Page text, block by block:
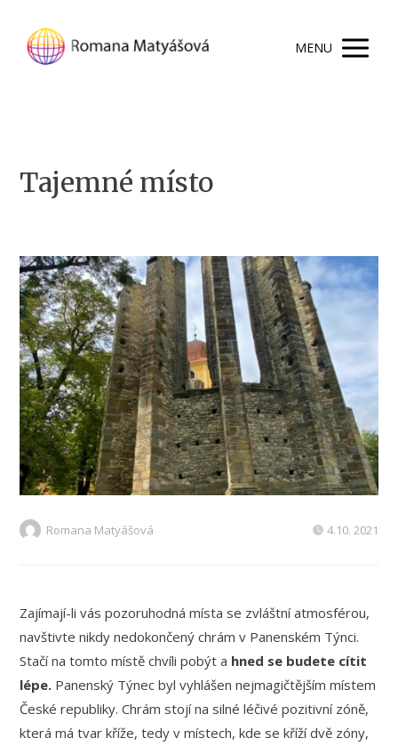
MENU
Tajemné místo
Romana Matyášová 4.10. 2021
Zajímají-li vás pozoruhodná místa se zvláštní atmosférou,
navštivte nikdy nedokončený chrám v Panenském Týnci.
Stačí na tomto místě chvíli pobýt a hned se budete cítit
lépe. Panenský Týnec byl vyhlášen nejmagičtějším místem
České republiky. Chrám stojí na silné léčivé pozitivní zóně,
která má tvar kříže, tedy v místech, kde se kříží dvě zóny,